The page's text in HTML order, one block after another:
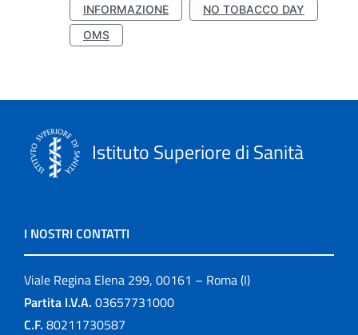
INFORMAZIONE
NO TOBACCO DAY
OMS
Istituto Superiore di Sanità
I NOSTRI CONTATTI
Viale Regina Elena 299, 00161 – Roma (I)
Partita I.V.A. 03657731000
C.F. 80211730587